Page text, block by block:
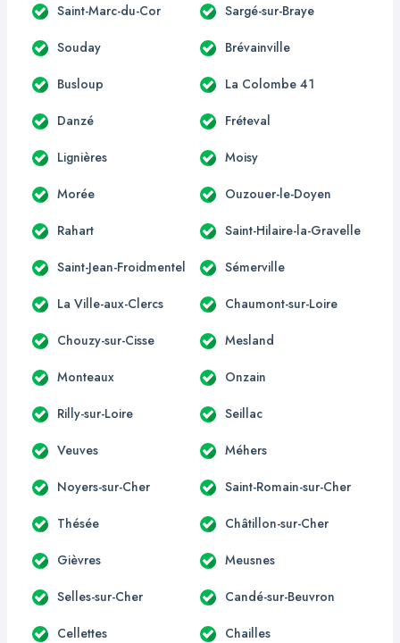
Saint-Marc-du-Cor Sargé-sur-Braye
Souday Brévainville
Busloup La Colombe 41
Danzé Fréteval
Lignières Moisy
Morée Ouzouer-le-Doyen
Rahart Saint-Hilaire-la-Gravelle
Saint-Jean-Froidmentel Sémerville
La Ville-aux-Clercs Chaumont-sur-Loire
Chouzy-sur-Cisse Mesland
Monteaux Onzain
Rilly-sur-Loire Seillac
Veuves Méhers
Noyers-sur-Cher Saint-Romain-sur-Cher
Thésée Châtillon-sur-Cher
Gièvres Meusnes
Selles-sur-Cher Candé-sur-Beuvron
Cellettes Chailles